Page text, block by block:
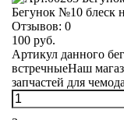
Бегунок №10 блеск
Отзывов: 0
100 руб.
Артикул данного
встречныеНаш
запчастей для